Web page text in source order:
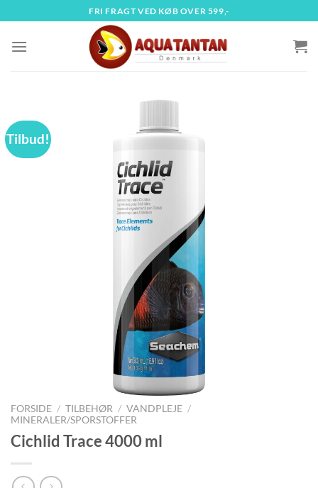
til
indhold
FRI FRAGT VED KØB OVER 599,-
Tilbud!
FORSIDE / TILBEHØR / VANDPLEJE /
MINERALER/SPORSTOFFER
Cichlid Trace 4000 ml